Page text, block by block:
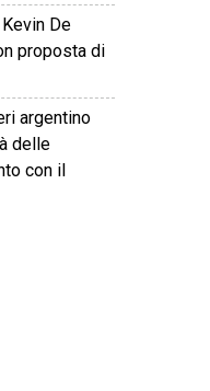
De
proposta di
argentino
delle
con il